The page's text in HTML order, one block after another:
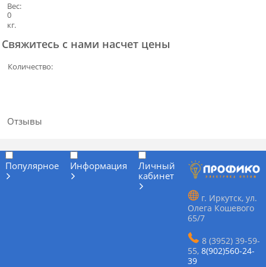
Вес:
0
кг.
Свяжитесь с нами насчет цены
Количество:
Отзывы
Популярное Информация
Личный
кабинет
г. Иркутск, ул.
Олега Кошевого
65/7
8 (3952) 39-59-
55, 8(902)560-24-
39